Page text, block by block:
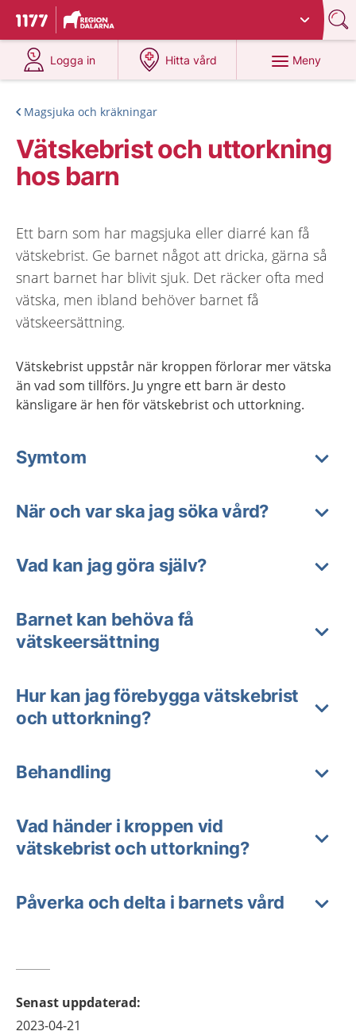
Till startsidan för 1177
Du har valt region
Logga in
på 1177.se
Hitta vård
på 1177.se
Meny
Magsjuka och kräkningar
Vätskebrist och uttorkning
hos barn
Ett barn som har magsjuka eller diarré kan få
vätskebrist. Ge barnet något att dricka, gärna så
snart barnet har blivit sjuk. Det räcker ofta med
vätska, men ibland behöver barnet få
vätskeersättning.
Vätskebrist uppstår när kroppen förlorar mer vätska
än vad som tillförs. Ju yngre ett barn är desto
känsligare är hen för vätskebrist och uttorkning.
Symtom
När och var ska jag söka vård?
Vad kan jag göra själv?
Barnet kan behöva få
vätskeersättning
Hur kan jag förebygga vätskebrist
och uttorkning?
Behandling
Vad händer i kroppen vid
vätskebrist och uttorkning?
Påverka och delta i barnets vård
Senast uppdaterad:
2023-04-21